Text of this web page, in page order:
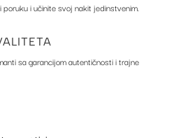
poruku i učinite svoj nakit jedinstvenim.
sa garancijom autentičnosti i trajne